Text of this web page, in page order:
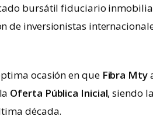
bursátil fiduciario
de inversionistas
ocasión en que Fibra Mty
Oferta Pública Inicial, siendo
década.